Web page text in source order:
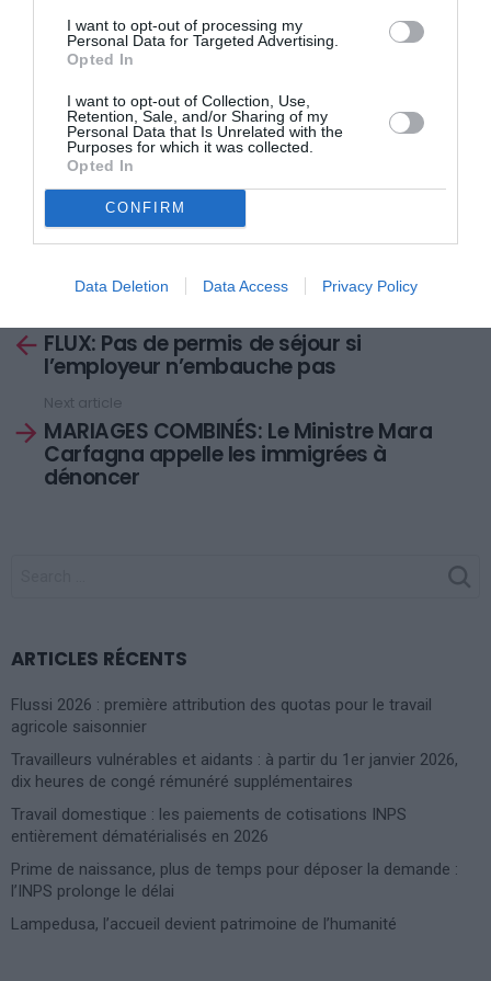
I want to opt-out of processing my
Personal Data for Targeted Advertising.
Opted In
I want to opt-out of Collection, Use,
Retention, Sale, and/or Sharing of my
Personal Data that Is Unrelated with the
Purposes for which it was collected.
Opted In
CONFIRM
Data Deletion Data Access Privacy Policy
sa mère car le Tribunal des mineurs a éloigné de la
famille, le père et frère responsables, selon les juges,
déterminée à ne pas accepter le mariage combiné.
moreFLUX: Pas de permis de séjour si
l’employeur n’embauche pas
Next article
MARIAGES COMBINÉS: Le Ministre Mara
Carfagna appelle les immigrées à
dénoncer
ARTICLES RÉCENTS
Flussi 2026 : première attribution des quotas pour le travail
agricole saisonnier
Travailleurs vulnérables et aidants : à partir du 1er janvier 2026,
dix heures de congé rémunéré supplémentaires
Travail domestique : les paiements de cotisations INPS
entièrement dématérialisés en 2026
Prime de naissance, plus de temps pour déposer la demande :
l’INPS prolonge le délai
Lampedusa, l’accueil devient patrimoine de l’humanité